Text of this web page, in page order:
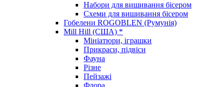
Набори для вишивання бісером
Схеми для вишивання бісером
Гобелени ROGOBLEN (Румунія)
Mill Hill (США) *
Мініатюри, іграшки
Прикраси, підвіси
Фауна
Різне
Пейзажі
Флора